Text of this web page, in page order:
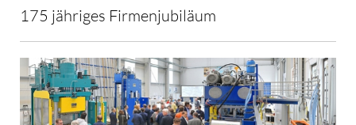
175 jähriges Firmenjubiläum